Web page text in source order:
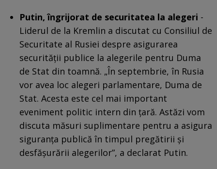
Putin, îngrijorat de securitatea la alegeri -
Liderul de la Kremlin a discutat cu Consiliul de
Securitate al Rusiei despre asigurarea
securității publice la alegerile pentru Duma
de Stat din toamnă. „În septembrie, în Rusia
vor avea loc alegeri parlamentare, Duma de
Stat. Acesta este cel mai important
eveniment politic intern din țară. Astăzi vom
discuta măsuri suplimentare pentru a asigura
siguranța publică în timpul pregătirii și
desfășurării alegerilor”, a declarat Putin.